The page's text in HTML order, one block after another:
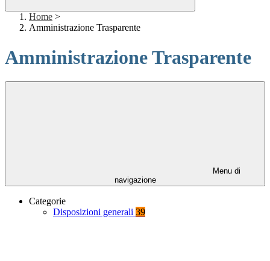
Home >
Amministrazione Trasparente
Amministrazione Trasparente
Menu di
navigazione
Categorie
Disposizioni generali 39